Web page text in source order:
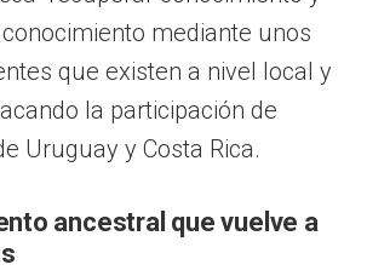
mediante unos
que existen a nivel local y
la participación de
Uruguay y Costa Rica.
ancestral que vuelve a